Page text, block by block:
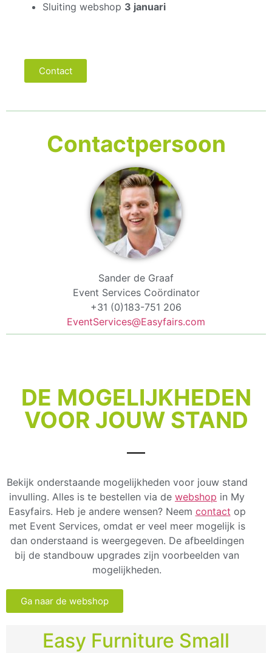
Sluiting webshop 3 januari
Contact
Contactpersoon
Sander de Graaf
Event Services Coördinator
+31 (0)183-751 206
EventServices@Easyfairs.com
DE MOGELIJKHEDEN
VOOR JOUW STAND
Bekijk onderstaande mogelijkheden voor jouw stand
invulling. Alles is te bestellen via de webshop in My
Easyfairs. Heb je andere wensen? Neem contact op
met Event Services, omdat er veel meer mogelijk is
dan onderstaand is weergegeven. De afbeeldingen
bij de standbouw upgrades zijn voorbeelden van
mogelijkheden.
Ga naar de webshop
Easy Furniture Small